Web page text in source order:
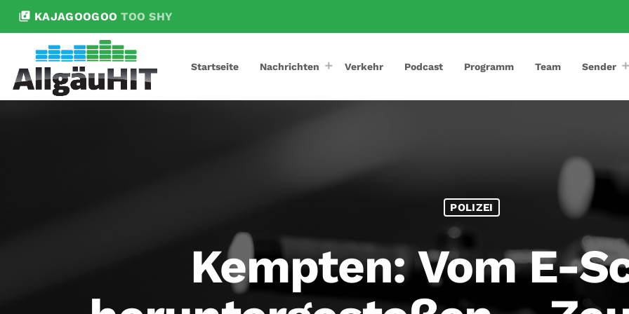
library_music KAJAGOOGOO TOO SHY
Startseite Nachrichten Verkehr Podcast Programm Team Sender
POLIZEI
Kempten: Vom E-